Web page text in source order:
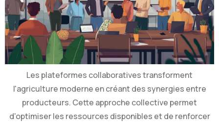
Les plateformes collaboratives transforment
l'agriculture moderne en créant des synergies entre
producteurs. Cette approche collective permet
d'optimiser les ressources disponibles et de renforcer